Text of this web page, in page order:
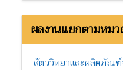
ผลงานแยกตามหม
สัตววิทยาและผลิตภัณ